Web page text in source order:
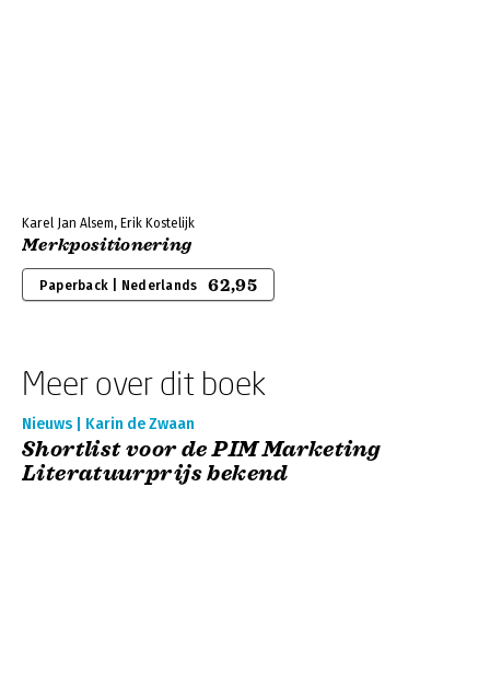
Karel Jan Alsem, Erik Kostelijk
Merkpositionering
Paperback | Nederlands 62,95
Meer over dit boek
Nieuws | Karin de Zwaan
Shortlist voor de PIM Marketing
Literatuurprijs bekend